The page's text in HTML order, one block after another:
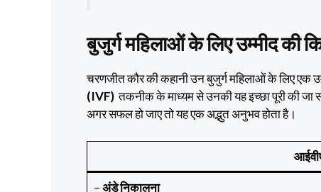
बुजुर्ग महिलाओं के लिए उम्मीद की
चरणजीत कौर की कहानी उन बुजुर्ग महिलाओं के लिए एक
(IVF) तकनीक के माध्यम से उनकी यह इच्छा पूरी की जा
अगर सफल हो जाए तो यह एक अद्भुत अनुभव होता है।
–अंडे निकालना